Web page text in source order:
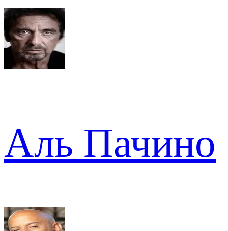
Аль Пачино